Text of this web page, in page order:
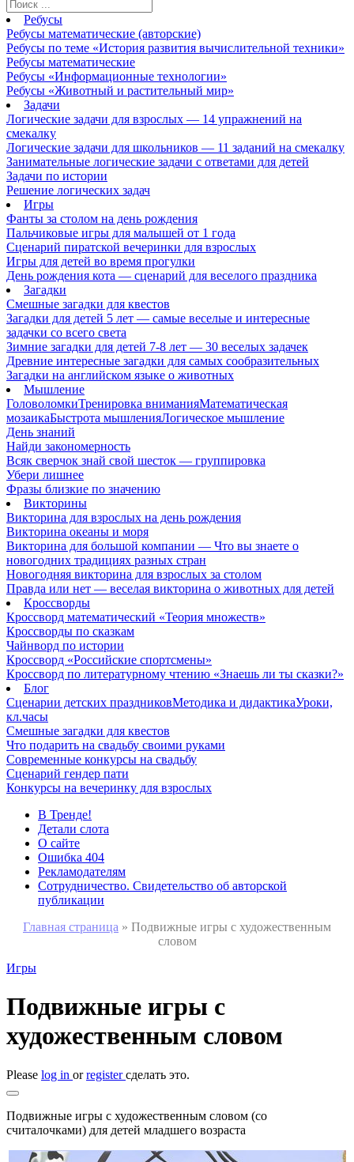
Ребусы
Ребусы математические (авторские)
Ребусы по теме «История развития вычислительной техники»
Ребусы математические
Ребусы «Информационные технологии»
Ребусы «Животный и растительный мир»
Задачи
Логические задачи для взрослых — 14 упражнений на
смекалку
Логические задачи для школьников — 11 заданий на смекалку
Занимательные логические задачи с ответами для детей
Задачи по истории
Решение логических задач
Игры
Фанты за столом на день рождения
Пальчиковые игры для малышей от 1 года
Сценарий пиратской вечеринки для взрослых
Игры для детей во время прогулки
День рождения кота — сценарий для веселого праздника
Загадки
Смешные загадки для квестов
Загадки для детей 5 лет — самые веселые и интересные
задачки со всего света
Зимние загадки для детей 7-8 лет — 30 веселых задачек
Древние интересные загадки для самых сообразительных
Загадки на английском языке о животных
Мышление
ГоловоломкиТренировка вниманияМатематическая
мозаикаБыстрота мышленияЛогическое мышление
День знаний
Найди закономерность
Всяк сверчок знай свой шесток — группировка
Убери лишнее
Фразы близкие по значению
Викторины
Викторина для взрослых на день рождения
Викторина океаны и моря
Викторина для большой компании — Что вы знаете о
новогодних традициях разных стран
Новогодняя викторина для взрослых за столом
Правда или нет — веселая викторина о животных для детей
Кроссворды
Кроссворд математический «Теория множеств»
Кроссворды по сказкам
Чайнворд по истории
Кроссворд «Российские спортсмены»
Кроссворд по литературному чтению «Знаешь ли ты сказки?»
Блог
Сценарии детских праздниковМетодика и дидактикаУроки,
кл.часы
Смешные загадки для квестов
Что подарить на свадьбу своими руками
Современные конкурсы на свадьбу
Сценарий гендер пати
Конкурсы на вечеринку для взрослых
В Тренде!
Детали слота
О сайте
Ошибка 404
Рекламодателям
Сотрудничество. Свидетельство об авторской
публикации
Главная страница » Подвижные игры с художественным
словом
Игры
Подвижные игры с
художественным словом
Please log in orregisterсделать это.
Подвижные игры с художественным словом (со
считалочками) для детей младшего возраста